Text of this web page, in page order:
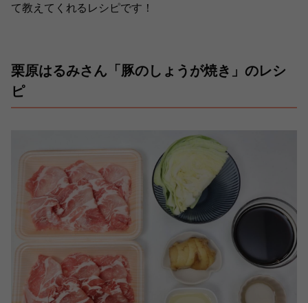
て教えてくれるレシピです！
栗原はるみさん「豚のしょうが焼き」のレシ
ピ